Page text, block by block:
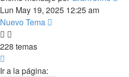
Lun May 19, 2025 12:25 am
Nuevo Tema
228 temas
1
Ir a la página: